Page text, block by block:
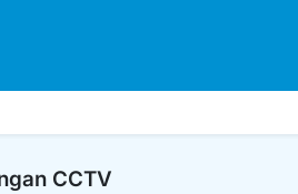
CCTV